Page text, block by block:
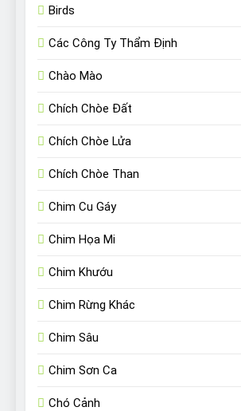
Birds
Các Công Ty Thẩm Định
Chào Mào
Chích Chòe Đất
Chích Chòe Lửa
Chích Chòe Than
Chim Cu Gáy
Chim Họa Mi
Chim Khướu
Chim Rừng Khác
Chim Sâu
Chim Sơn Ca
Chó Cảnh